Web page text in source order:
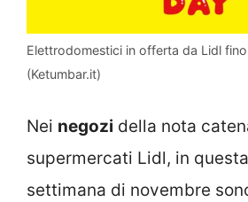
Elettrodomestici in offerta da Lidl
(Ketumbar.it)
Nei negozi della nota
supermercati Lidl, in
settimana di novembre